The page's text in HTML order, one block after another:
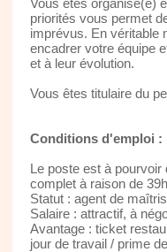
priorités vous permet
imprévus. En véritable
encadrer votre équipe
et à leur évolution.
Vous êtes titulaire du
Conditions d'emploi :
Le poste est à
complet à raison de
Statut : agent de
Salaire : attractif, à
Avantage : ticket
jour de travail / prime